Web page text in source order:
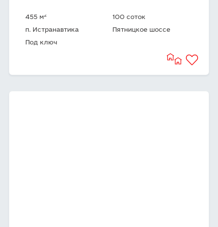
455 м2
100 соток
п. Истранавтика
Пятницкое шоссе
Под ключ